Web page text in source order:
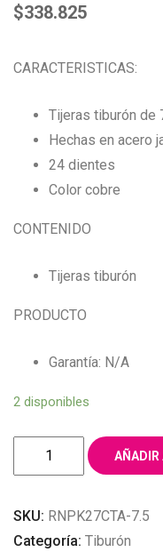
$338.825
CARACTERISTICAS:
Tijeras tiburón de
Hechas en acero
24 dientes
Color cobre
CONTENIDO
Tijeras tiburón
PRODUCTO
Garantía: N/A
2 disponibles
TIJERAS
TIBURON
STRONG
SCISSORS
AÑADIR
SKU: RNPK27CTA-7.5
Categoría: Tiburón